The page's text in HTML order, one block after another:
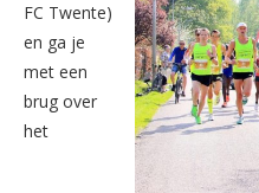
FC Twente)
en ga je
met een
brug over
het